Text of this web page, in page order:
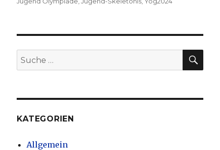
Suche
nach:
KATEGORIEN
Allgemein